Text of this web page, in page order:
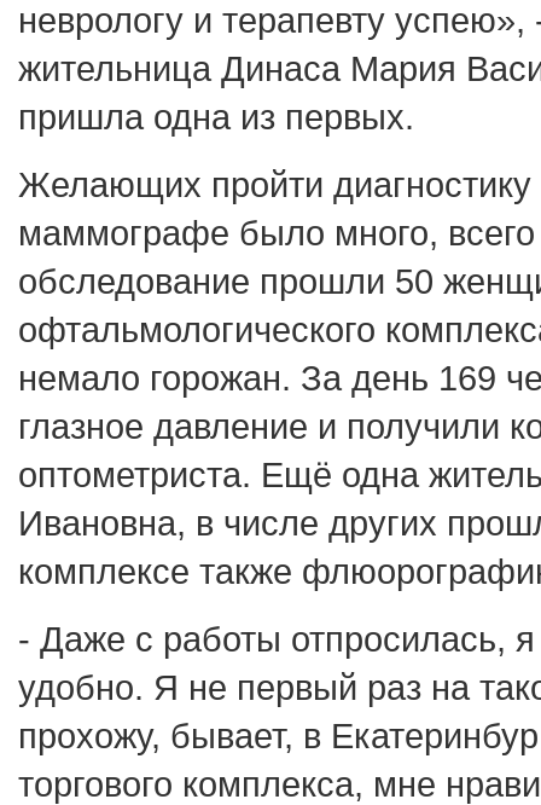
неврологу и терапевту
жительница Динаса Мария
пришла одна из первых.
Желающих пройти
маммографе было много, всего
обследование прошли 50
офтальмологического
немало горожан. За день 169
глазное давление и получили
оптометриста. Ещё одна
Ивановна, в числе других
комплексе также
- Даже с работы отпросилась,
удобно. Я не первый раз на
прохожу, бывает, в
торгового комплекса, мне